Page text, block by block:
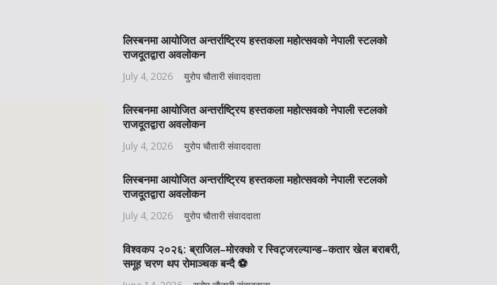
लिस्बनमा आयोजित अन्तर्राष्ट्रिय हस्तकला महोत्सवको नेपाली स्टलको
राजदूतद्वारा अवलोकन
July 4, 2026 युरोप चौतारी संवाददाता
लिस्बनमा आयोजित अन्तर्राष्ट्रिय हस्तकला महोत्सवको नेपाली स्टलको
राजदूतद्वारा अवलोकन
July 4, 2026 युरोप चौतारी संवाददाता
लिस्बनमा आयोजित अन्तर्राष्ट्रिय हस्तकला महोत्सवको नेपाली स्टलको
राजदूतद्वारा अवलोकन
July 4, 2026 युरोप चौतारी संवाददाता
विश्वकप २०२६: ब्राजिल–मोरक्को र स्विट्जरल्यान्ड–कतार खेल बराबरी,
समूह चरण थप रोमाञ्चक बन्दै ⚽️